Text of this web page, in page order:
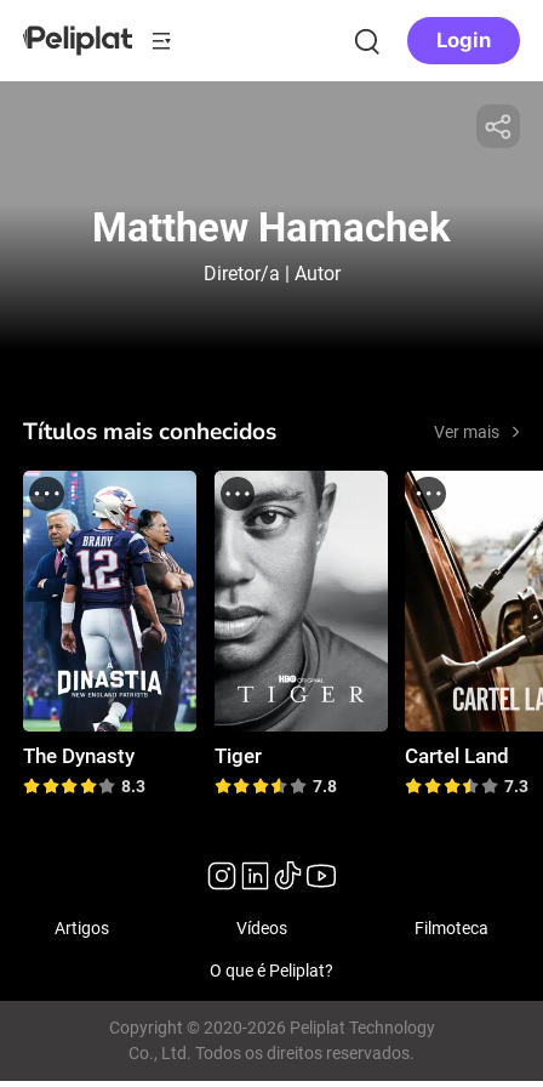
Login
Matthew Hamachek
Diretor/a | Autor
Títulos mais conhecidos Ver mais
The Dynasty
8.3
Tiger
7.8
Cartel Land
7.3
Artigos Vídeos Filmoteca
O que é Peliplat?
Copyright © 2020-2026 Peliplat Technology
Co., Ltd. Todos os direitos reservados.